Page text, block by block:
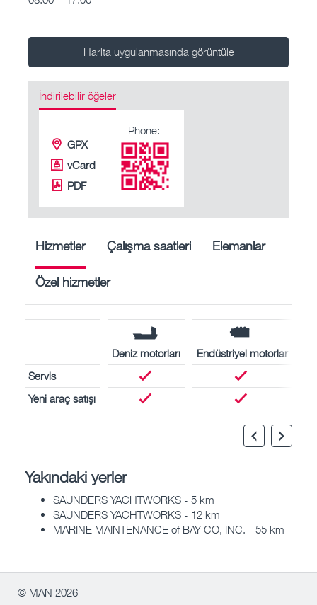
Harita uygulanmasında görüntüle
İndirilebilir öğeler
GPX
vCard
PDF
Phone:
Hizmetler Çalışma saatleri Elemanlar
Özel hizmetler
Deniz motorları
Endüstriyel motorlar
Servis
Yeni araç satışı
Yakındaki yerler
SAUNDERS YACHTWORKS - 5 km
SAUNDERS YACHTWORKS - 12 km
MARINE MAINTENANCE of BAY CO, INC. - 55 km
© MAN 2026